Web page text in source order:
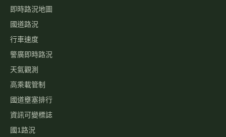
高速公路資訊網
國道與快速公路即時影像、路況，以及國道事故影像資料庫，提供
您出行規劃參考。
本站為民間自發製作，與高速公路局及 1968 專線無關。
即時資訊